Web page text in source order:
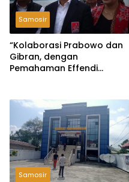
Samosir
“Kolaborasi Prabowo dan
Gibran, dengan
Pemahaman Effendi
yang Bertanggung Jawab”
Samosir